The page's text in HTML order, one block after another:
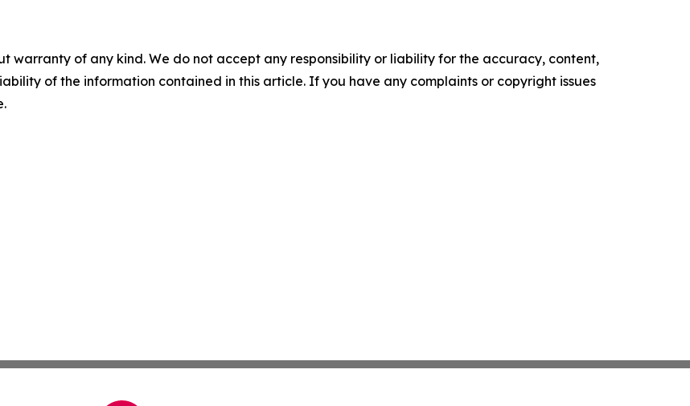
warranty of any kind. We do not accept any responsibility or liability for the accuracy, content,
of the information contained in this article. If you have any complaints or copyright issues